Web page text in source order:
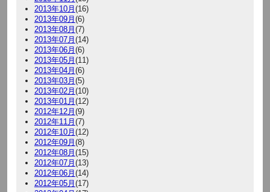
2013年10月 (16)
2013年09月 (6)
2013年08月 (7)
2013年07月 (14)
2013年06月 (6)
2013年05月 (11)
2013年04月 (6)
2013年03月 (5)
2013年02月 (10)
2013年01月 (12)
2012年12月 (9)
2012年11月 (7)
2012年10月 (12)
2012年09月 (8)
2012年08月 (15)
2012年07月 (13)
2012年06月 (14)
2012年05月 (17)